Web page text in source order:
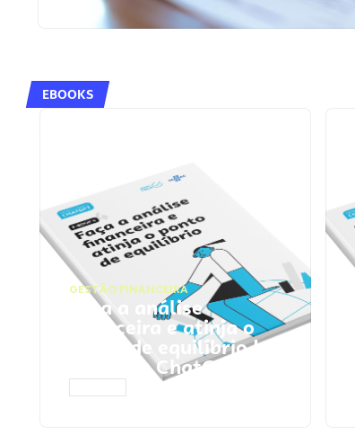
EBOOKS
GESTÃO FINANCEIRA
Faça a análise
financeira e atinja o
ponto de equilíbrio |
Prompts ChatGPT